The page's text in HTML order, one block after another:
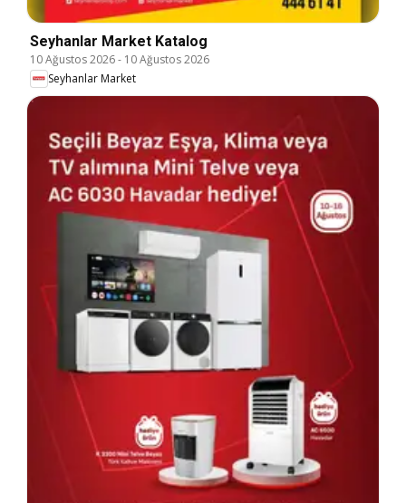
Seyhanlar Market Katalog
10 Ağustos 2026- 10 Ağustos 2026
Seyhanlar Market